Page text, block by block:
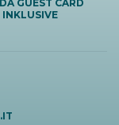
GUEST CARD
INKLUSIVE